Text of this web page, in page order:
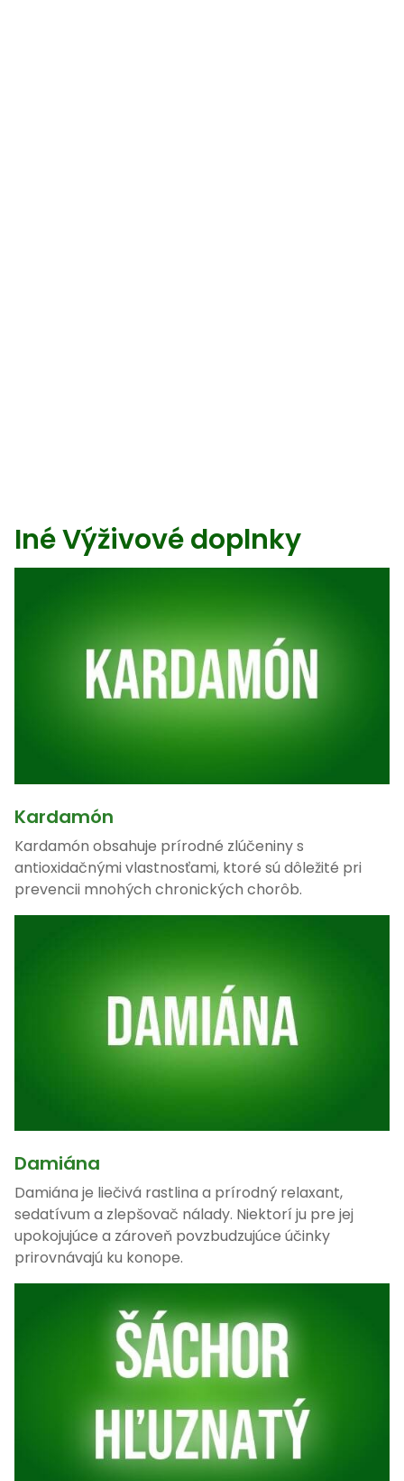
Iné Výživové doplnky
Kardamón
Kardamón obsahuje prírodné zlúčeniny s
antioxidačnými vlastnosťami, ktoré sú dôležité pri
prevencii mnohých chronických chorôb.
Damiána
Damiána je liečivá rastlina a prírodný relaxant,
sedatívum a zlepšovač nálady. Niektorí ju pre jej
upokojujúce a zároveň povzbudzujúce účinky
prirovnávajú ku konope.